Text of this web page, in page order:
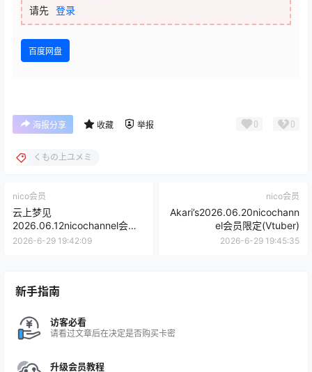
请先 登录
百度网盘
海报分享 收藏 举报 0 0
くもの上ユメミ
nico会员
云上梦见
2026.06.12nicochannel会员
限定
2026-6-29 19:42:09
nico会员
Akari’s2026.06.20nicochann
el会员限定(Vtuber)
2026-6-29 19:45:35
新手指南
访客必看
请看过文章后在决定是否购买卡密
升级会员教程